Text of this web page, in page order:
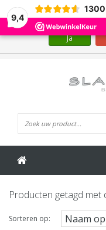
9,4
1300
Producten getagd met
Sorteren op:
Wij slaan cookies op om
Ja